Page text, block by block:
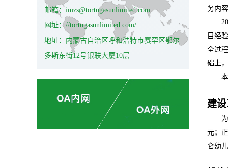
邮箱：imzs@tortugasunlimited.com
网址：//tortugasunlimited.com/
地址：内蒙古自治区呼和浩特市赛罕区鄂尔
多斯东街12号银联大厦10层
务内
目经
全过
础上
建
元；
仑幼